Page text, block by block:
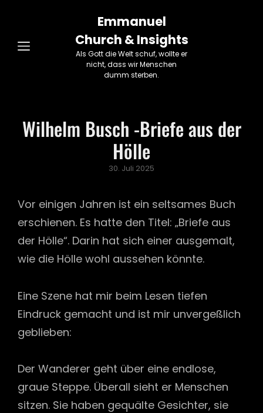
Emmanuel
Church & Insights
Als Gott die Welt schuf, wollte er
nicht, dass wir Menschen
dumm sterben.
Wilhelm Busch -Briefe aus der
Hölle
Posted
30. Juli 2025
Vor einigen Jahren ist ein seltsames Buch
erschienen. Es hatte den Titel: „Briefe aus
der Hölle“. Darin hat sich einer aus­gemalt,
wie die Hölle wohl aussehen könnte.
Eine Szene hat mir beim Lesen tiefen
Eindruck gemacht und ist mir unvergeßlich
geblieben:
Der Wanderer geht über eine endlose,
graue Steppe. Überall sieht er Menschen
sitzen. Sie haben gequälte Gesichter, sie